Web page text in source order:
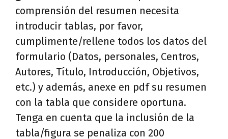
comprensión del resumen necesita
introducir tablas, por favor,
cumplimente/rellene todos los datos del
formulario (Datos, personales, Centros,
Autores, Título, Introducción, Objetivos,
etc.) y además, anexe en pdf su resumen
con la tabla que considere oportuna.
Tenga en cuenta que la inclusión de la
tabla/figura se penaliza con 200